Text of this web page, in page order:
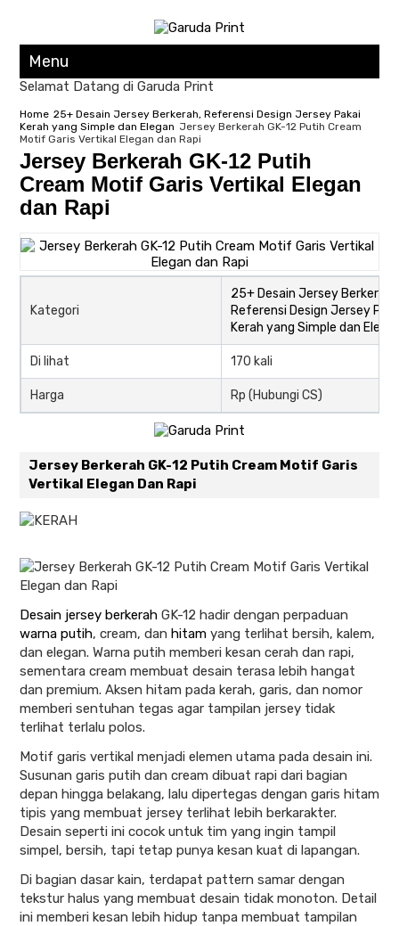
Menu
Selamat Datang di Garuda Print
Home 25+ Desain Jersey Berkerah, Referensi Design Jersey Pakai
Kerah yang Simple dan Elegan Jersey Berkerah GK-12 Putih Cream
Motif Garis Vertikal Elegan dan Rapi
Jersey Berkerah GK-12 Putih
Cream Motif Garis Vertikal Elegan
dan Rapi
Kategori
25+ Desain Jersey Berkerah,
Referensi Design Jersey
Kerah yang Simple dan
Di lihat 170 kali
Harga Rp (Hubungi CS)
Jersey Berkerah GK-12 Putih Cream Motif Garis
Vertikal Elegan Dan Rapi
Desain jersey berkerah GK-12 hadir dengan perpaduan
warna putih, cream, dan hitam yang terlihat bersih, kalem,
dan elegan. Warna putih memberi kesan cerah dan rapi,
sementara cream membuat desain terasa lebih hangat
dan premium. Aksen hitam pada kerah, garis, dan nomor
memberi sentuhan tegas agar tampilan jersey tidak
terlihat terlalu polos.
Motif garis vertikal menjadi elemen utama pada desain ini.
Susunan garis putih dan cream dibuat rapi dari bagian
depan hingga belakang, lalu dipertegas dengan garis hitam
tipis yang membuat jersey terlihat lebih berkarakter.
Desain seperti ini cocok untuk tim yang ingin tampil
simpel, bersih, tapi tetap punya kesan kuat di lapangan.
Di bagian dasar kain, terdapat pattern samar dengan
tekstur halus yang membuat desain tidak monoton. Detail
ini memberi kesan lebih hidup tanpa membuat tampilan